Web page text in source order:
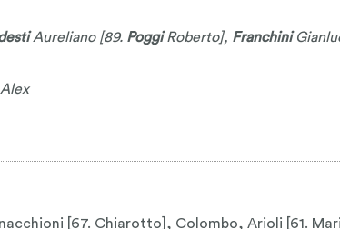
Aureliano[89. PoggiRoberto], Franchini
[67. Chiarotto], Colombo, Arioli [61.